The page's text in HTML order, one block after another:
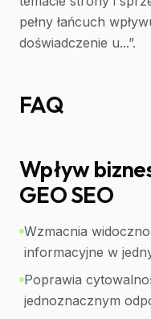
pełny łańcuch
doświadczenie u...”.
FAQ
Wpływ
GEO SEO
Wzmacnia
informacyjne w
Poprawia
jednoznacznym